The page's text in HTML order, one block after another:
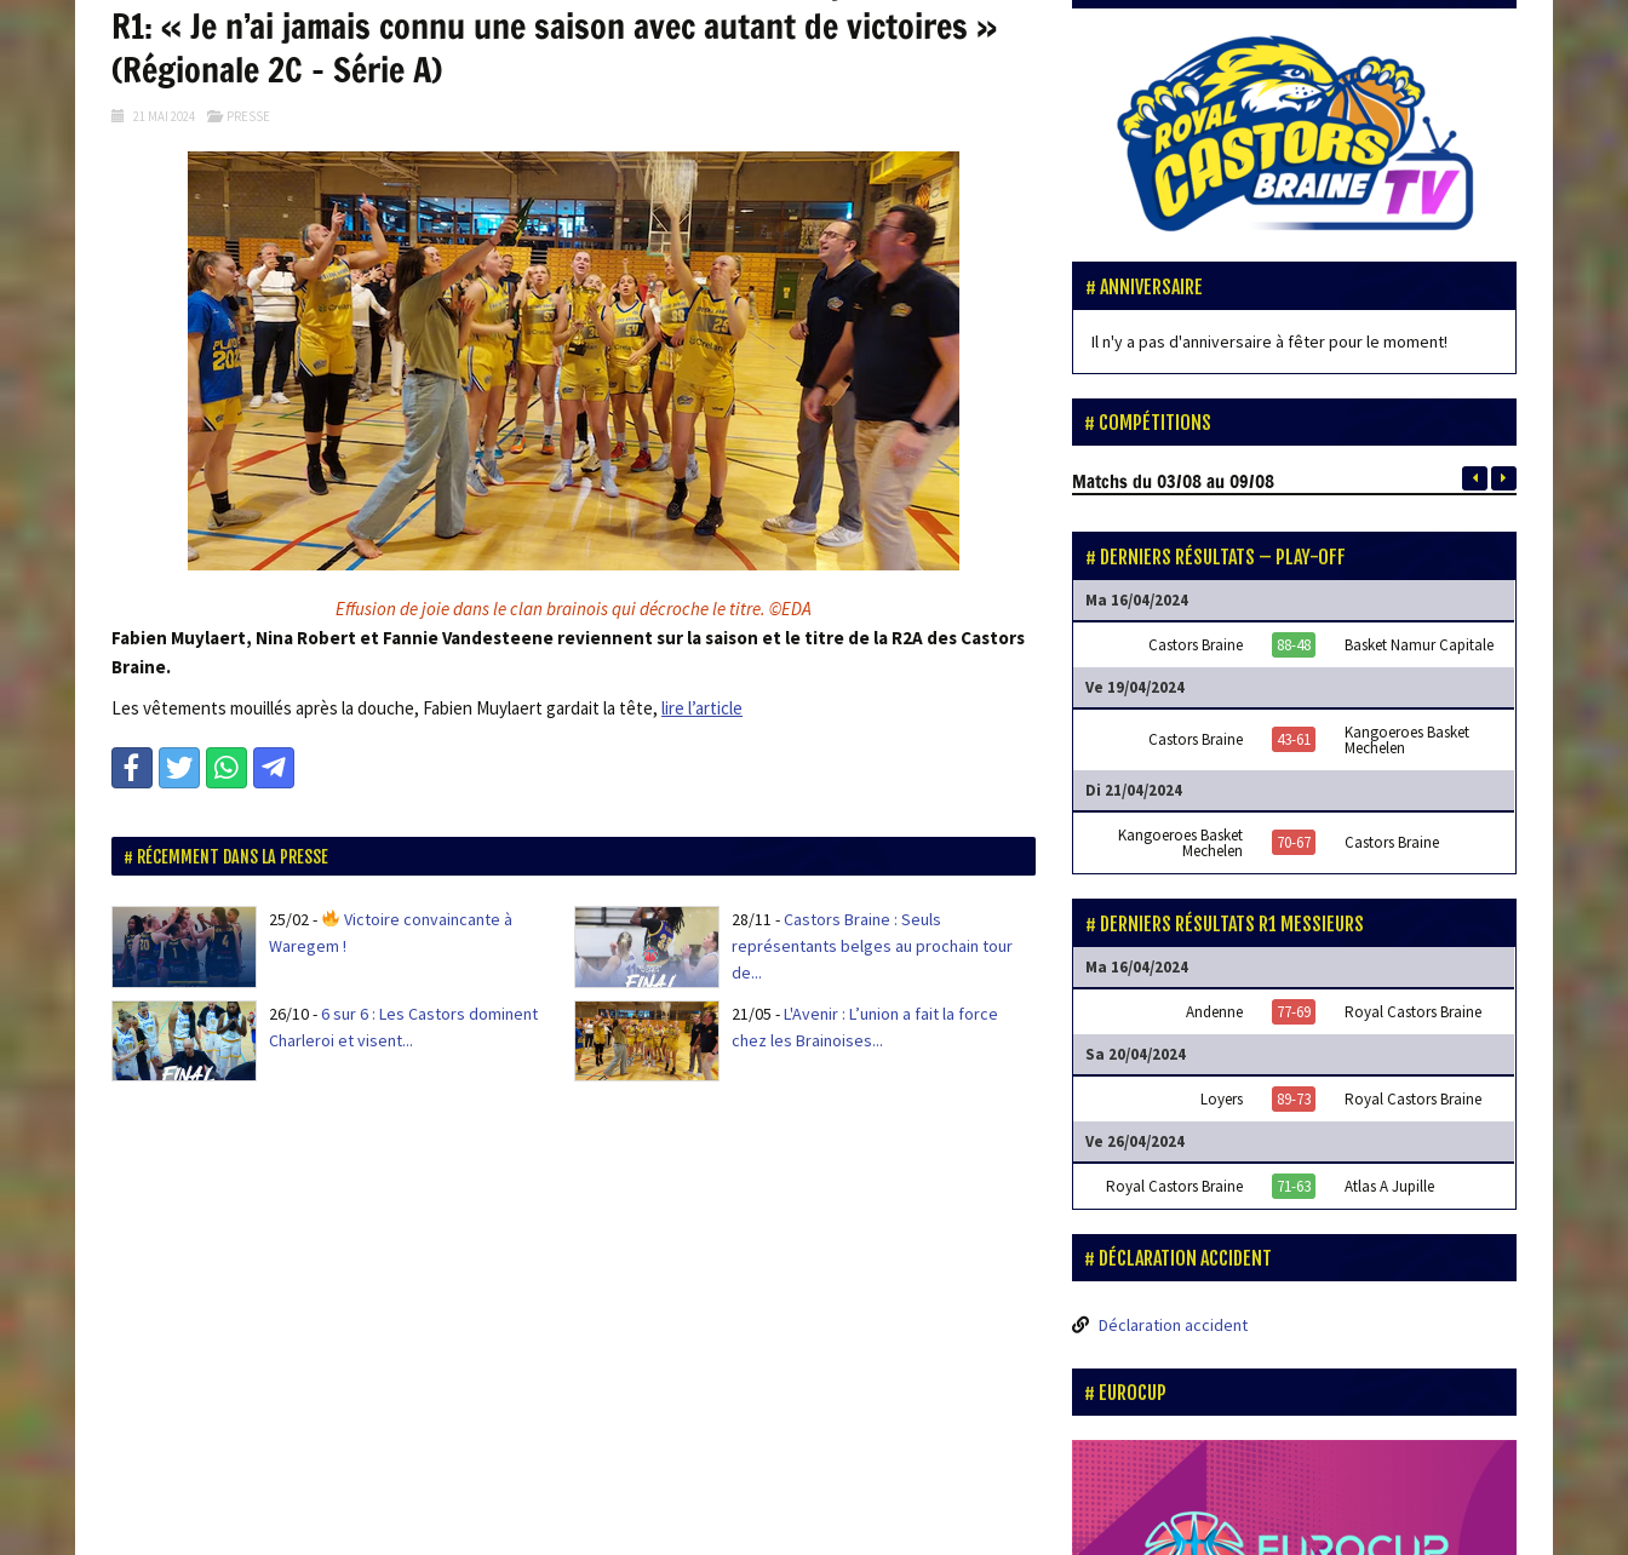
R1: « Je n’ai jamais connu une saison avec autant de victoires »
(Régionale 2C – Série A)
21 MAI 2024 PRESSE
Effusion de joie dans le clan brainois qui décroche le titre. ©EDA
Fabien Muylaert, Nina Robert et Fannie Vandesteene reviennent sur la saison et le titre de la R2A des Castors
Braine.
Les vêtements mouillés après la douche, Fabien Muylaert gardait la tête, lire l’article
RÉCEMMENT DANS LA PRESSE
25/02-
Victoire convaincante à
Waregem !
28/11 -Castors Braine : Seuls
représentants belges au prochain tour
de...
26/10-6 sur 6 : Les Castors dominent
Charleroi et visent...
21/05 -L'Avenir : L’union a fait la force
chez les Brainoises...
ANNIVERSAIRE
Il n'y a pas d'anniversaire à fêter pour le moment!
COMPÉTITIONS
Matchsdu 03/08 au 09/08
DERNIERS RÉSULTATS – PLAY-OFF
Ma 16/04/2024
Castors Braine 88-48 Basket Namur Capitale
Ve 19/04/2024
Castors Braine 43-61 Kangoeroes Basket
Mechelen
Di 21/04/2024
Kangoeroes Basket
Mechelen 70-67 Castors Braine
DERNIERS RÉSULTATS R1 MESSIEURS
Ma 16/04/2024
Andenne 77-69 Royal Castors Braine
Sa 20/04/2024
Loyers 89-73 Royal Castors Braine
Ve 26/04/2024
Royal Castors Braine 71-63 Atlas A Jupille
DÉCLARATION ACCIDENT
Déclaration accident
EUROCUP